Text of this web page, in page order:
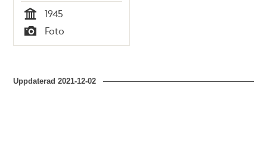
Tid
1945
Typ
Foto
Uppdaterad2021-12-02